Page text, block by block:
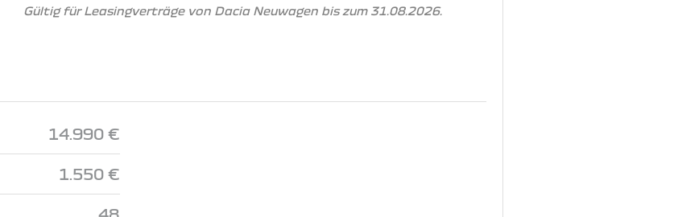
Gültig für Leasingverträge von Dacia Neuwagen bis zum 31.08.2026.
14.990 €
1.550 €
48